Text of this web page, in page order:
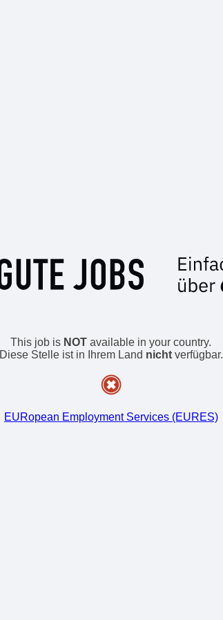
This job is NOT available in your country.
Diese Stelle ist in Ihrem Land nichtverfügbar.
EURopean Employment Services (EURES)